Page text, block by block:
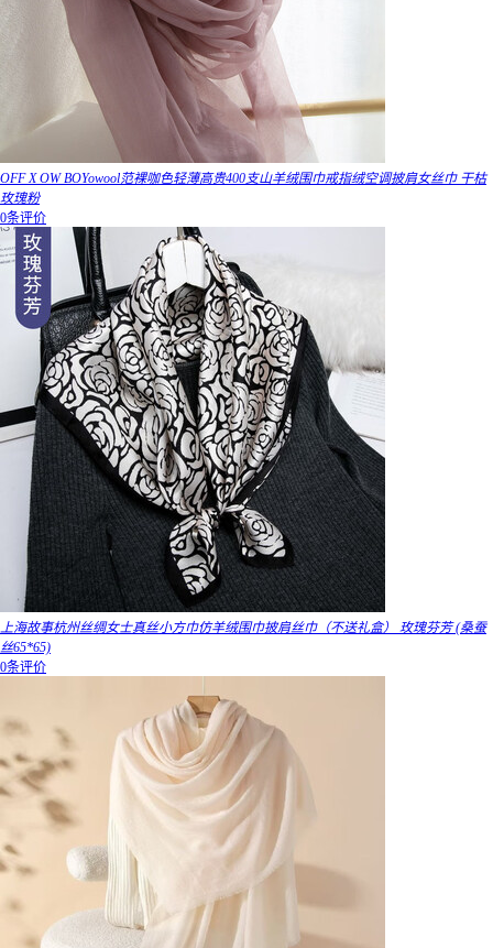
OFF X OW BOYowool范裸咖色轻薄高贵400支山羊绒围巾戒指绒空调披肩女丝巾 干枯
玫瑰粉
0条评价
上海故事杭州丝绸女士真丝小方巾仿羊绒围巾披肩丝巾（不送礼盒） 玫瑰芬芳 (桑蚕
丝65*65)
0条评价